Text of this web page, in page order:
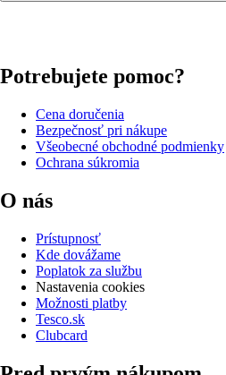
Potrebujete pomoc?
Cena doručenia
Bezpečnosť pri nákupe
Všeobecné obchodné podmienky
Ochrana súkromia
O nás
Prístupnosť
Kde dovážame
Poplatok za službu
Nastavenia cookies
Možnosti platby
Tesco.sk
Clubcard